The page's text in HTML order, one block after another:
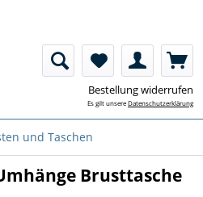
Bestellung widerrufen
Es gilt unsereDatenschutzerklärung
und Taschen
Brusttasche